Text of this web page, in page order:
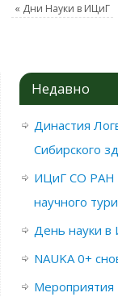
« Дни Науки в ИЦиГ
Недавно
Династия
Сибирского
ИЦиГ СО РАН
научного
День науки в
NAUKA 0+